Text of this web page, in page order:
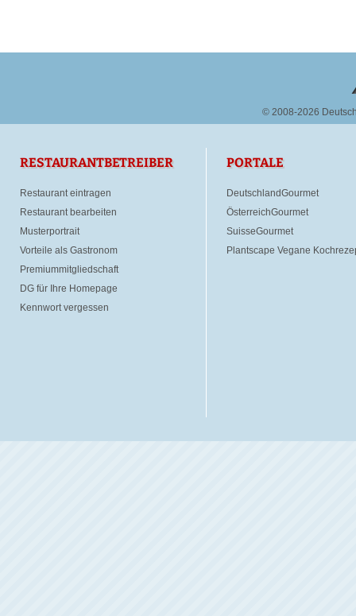
© 2008-2026
RESTAURANTBETREIBER
Restaurant eintragen
Restaurant bearbeiten
Musterportrait
Vorteile als Gastronom
Premiummitgliedschaft
DG für Ihre Homepage
Kennwort vergessen
PORTALE
DeutschlandGourmet
ÖsterreichGourmet
SuisseGourmet
Plantscape Vegane